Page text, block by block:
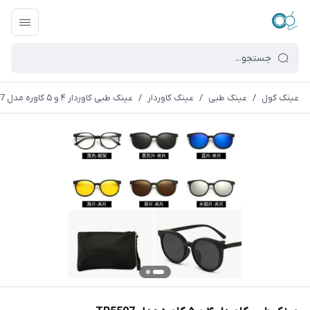
عینک کول / عینک طبی / عینک کاوردار / عینک طبی کاوردار ۴ و ۵ کاوره مدل TR5507